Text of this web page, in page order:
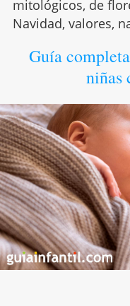
mitológicos, de
Navidad, valores,
Guía
niñas